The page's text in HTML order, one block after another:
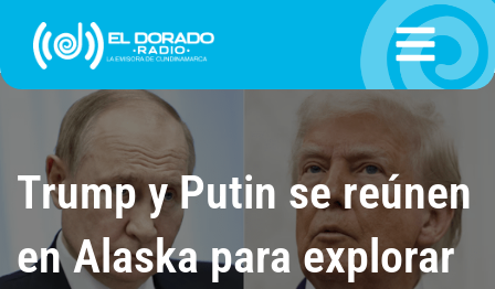
contenido
Trump y Putin se reúnen
en Alaska para explorar